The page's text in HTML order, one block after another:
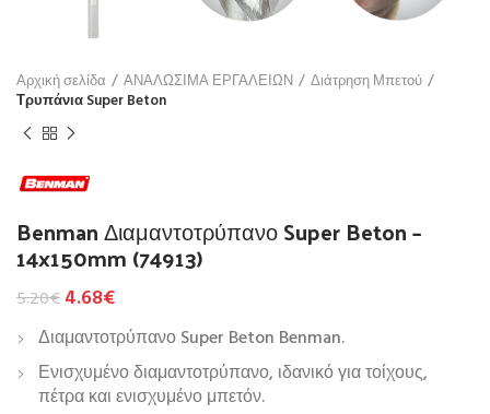
Αρχική σελίδα ΑΝΑΛΩΣΙΜΑ ΕΡΓΑΛΕΙΩΝ
Διάτρηση Μπετού
Τρυπάνια Super Beton
Benman Διαμαντοτρύπανο Super Beton –
14x150mm (74913)
5.20€4.68€
Διαμαντοτρύπανο Super Beton Benman.
Ενισχυμένο διαμαντοτρύπανο, ιδανικό για τοίχους,
πέτρα και ενισχυμένο μπετόν.